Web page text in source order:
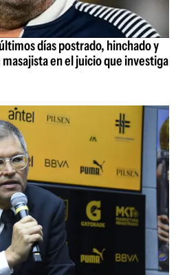
días postrado, hinchado y
en el juicio que investiga